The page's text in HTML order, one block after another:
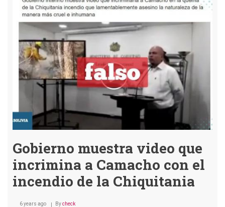
en
oriente
boliviano
Gobierno muestra video que
incrimina a Camacho con el
incendio de la Chiquitania
6 years ago Bycheck